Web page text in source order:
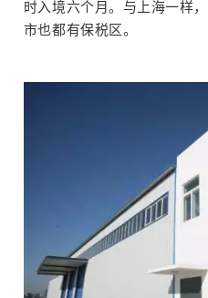
时入境六个月。与上海一样
市也都有保税区。